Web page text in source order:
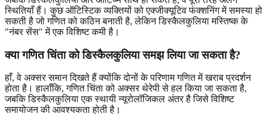
स्थितियाँ हैं। कुछ ऑटिस्टिक व्यक्तियों को एक्जीक्यूटिव फंक्शनिंग में समस्या हो
सकती है जो गणित को कठिन बनाती है, लेकिन डिस्कैलकुलिया मस्तिष्क के
"नंबर सेंस" में एक विशिष्ट कमी है।
क्या गणित चिंता को डिस्कैलकुलिया समझ लिया जा सकता है?
हाँ, वे अक्सर समान दिखते हैं क्योंकि दोनों के परिणाम गणित में खराब प्रदर्शन
होता है। हालाँकि, गणित चिंता को अक्सर थेरेपी से हल किया जा सकता है,
जबकि डिस्कैलकुलिया एक स्थायी न्यूरोलॉजिकल अंतर है जिसे विशिष्ट
समायोजन की आवश्यकता होती है।